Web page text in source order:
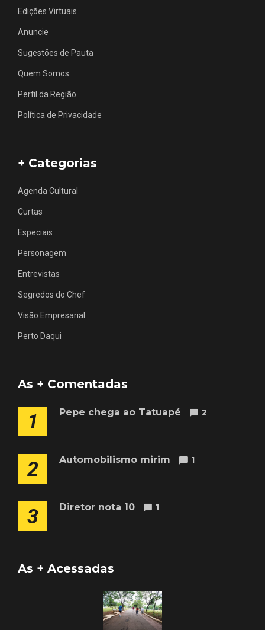
Edições Virtuais
Anuncie
Sugestões de Pauta
Quem Somos
Perfil da Região
Política de Privacidade
+ Categorias
Agenda Cultural
Curtas
Especiais
Personagem
Entrevistas
Segredos do Chef
Visão Empresarial
Perto Daqui
As + Comentadas
1 Pepe chega ao Tatuapé 2
2 Automobilismo mirim 1
3 Diretor nota 10 1
As + Acessadas